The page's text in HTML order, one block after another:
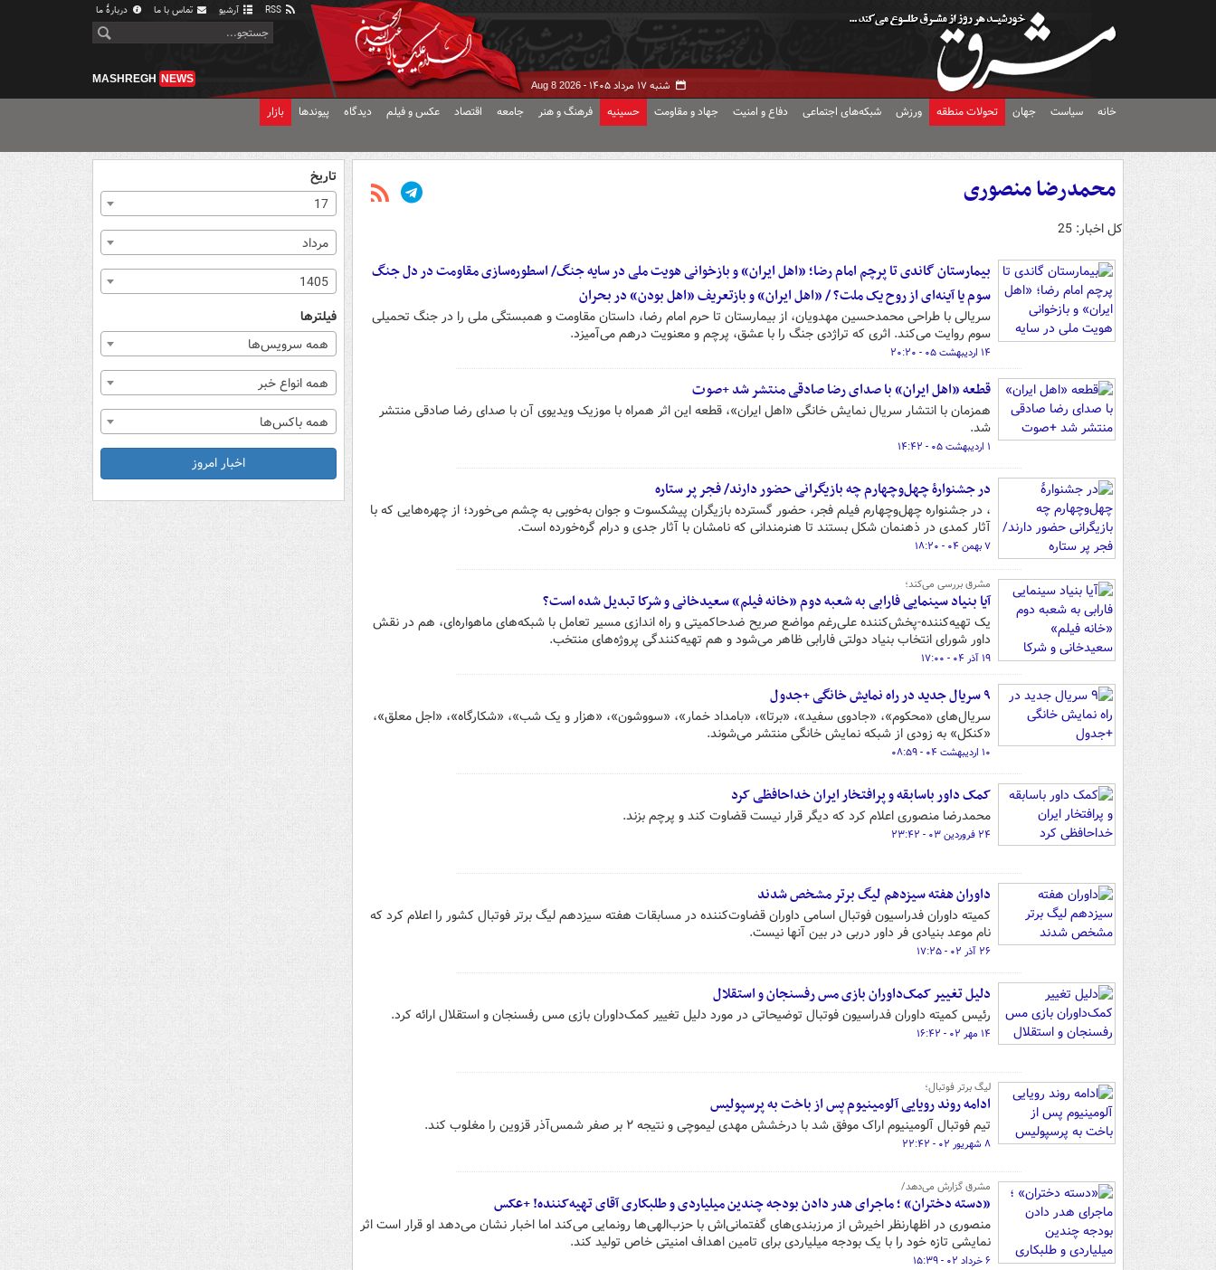
آرشیو تماس با ما دربارهٔ ما
شنبه ۱۷ مرداد ۱۴۰۵ - Aug 8 2026
MASHREGH NEWS
خانه سیاست جهان تحولات منطقه ورزش شبکه‌های اجتماعی دفاع و امنیت جهاد و مقاومت حسینیه فرهنگ و هنر جامعه اقتصاد عکس و فیلم دیدگاه پیوندها بازار
محمدرضا منصوری
کل اخبار: 25
بیمارستان گاندی تا پرچم امام رضا؛ «اهل ایران» و بازخوانی هویت ملی در سایه جنگ/ اسطوره‌سازی مقاومت در دل جنگ
سوم یا آینه‌ای از روح یک ملت؟ / «اهل ایران» و بازتعریف «اهل بودن» در بحران
سریالی با طراحی محمدحسین مهدویان، از بیمارستان تا حرم امام رضا، داستان مقاومت و همبستگی ملی را در جنگ تحمیلی
سوم روایت می‌کند. اثری که تراژدی جنگ را با عشق، پرچم و معنویت درهم می‌آمیزد.
۱۴ اردیبهشت ۰۵ - ۲۰:۲۰
قطعه‌ «اهل ایران» با صدای رضا صادقی منتشر شد +صوت
همزمان با انتشار سریال نمایش خانگی «اهل ایران»، قطعه‌ این اثر همراه با موزیک ویدیوی آن با صدای رضا صادقی منتشر
شد.
۱ اردیبهشت ۰۵ - ۱۴:۴۲
در جشنوارۀ چهل‌وچهارم چه بازیگرانی حضور دارند/ فجر پر ستاره
، در جشنواره چهل‌وچهارم فیلم فجر، حضور گسترده بازیگران پیشکسوت و جوان به‌خوبی به چشم می‌خورد؛ از چهره‌هایی که با
آثار کمدی در ذهنمان شکل بستند تا هنرمندانی که نامشان با آثار جدی و درام گره‌خورده است.
۷ بهمن ۰۴ - ۱۸:۲۰
مشرق بررسی ‌می‌کند؛
آیا بنیاد سینمایی فارابی به شعبه دوم «خانه فیلم» سعیدخانی و شرکا تبدیل شده است؟
یک تهیه‌کننده-پخش‌کننده علی‌رغم مواضع صریح ضدحاکمیتی و راه اندازی مسیر تعامل با شبکه‌های ماهواره‌ای، هم در نقش
داور شورای انتخاب بنیاد دولتی فارابی ظاهر می‌شود و هم تهیه‌کنندگی پروژه‌های منتخب.
۱۹ آذر ۰۴ - ۱۷:۰۰
۹ سریال جدید در راه نمایش خانگی +جدول
سریال‌های «محکوم»، «جادوی سفید»، «برتا»، «بامداد خمار»، «سووشون»، ‌«هزار و یک شب»، «شکارگاه»، «اجل معلق»،
«کنکل» به زودی از شبکه نمایش خانگی منتشر می‌شوند.
۱۰ اردیبهشت ۰۴ - ۰۸:۵۹
کمک داور باسابقه و پرافتخار ایران خداحافظی کرد
محمدرضا منصوری اعلام کرد که دیگر قرار نیست قضاوت کند و پرچم بزند.
۲۴ فروردین ۰۳ - ۲۳:۴۲
داوران هفته سیزدهم لیگ برتر مشخص شدند
کمیته داوران فدراسیون فوتبال اسامی داوران قضاوت‌کننده در مسابقات هفته سیزدهم لیگ برتر فوتبال کشور را اعلام کرد که
نام موعد بنیادی فر داور دربی در بین آنها نیست.
۲۶ آذر ۰۲ - ۱۷:۲۵
دلیل تغییر کمک‌داوران بازی مس رفسنجان و استقلال
رئیس کمیته داوران فدراسیون فوتبال توضیحاتی در مورد دلیل تغییر کمک‌داوران بازی مس رفسنجان و استقلال ارائه کرد.
۱۴ مهر ۰۲ - ۱۶:۴۲
لیگ برتر فوتبال؛
ادامه روند رویایی آلومینیوم پس از باخت به پرسپولیس
تیم فوتبال آلومینیوم اراک موفق شد با درخشش مهدی لیموچی و نتیجه ۲ بر صفر شمس‌آذر قزوین را مغلوب کند.
۸ شهریور ۰۲ - ۲۲:۴۲
مشرق گزارش می‌دهد/
«دسته دختران» ؛ ماجرای هدر دادن بودجه چندین میلیاردی و طلبکاری آقای تهیه‌کننده! +عکس
منصوری در اظهارنظر اخیرش از مرزبندی‌های گفتمانی‌اش با حزب‌الهی‌ها رونمایی می‌کند اما اخبار نشان می‌دهد او قرار است اثر
نمایشی تازه خود را با یک بودجه میلیاردی برای تامین اهداف امنیتی خاص تولید کند.
۶ خرداد ۰۲ - ۱۵:۳۹
تاریخ
17
مرداد
1405
فیلترها
همه سرویس‌ها
همه انواع خبر
همه باکس‌ها
اخبار امروز